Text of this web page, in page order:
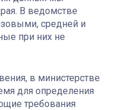
В ведомстве
средней и
при них не
в министерстве
для определения
требования